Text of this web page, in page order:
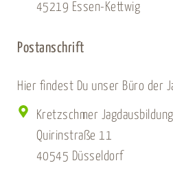
45219 Essen-Kettwig
Postanschrift
Hier findest Du unser Büro der
Kretzschmer Jagdausbildung
Quirinstraße 11
40545 Düsseldorf